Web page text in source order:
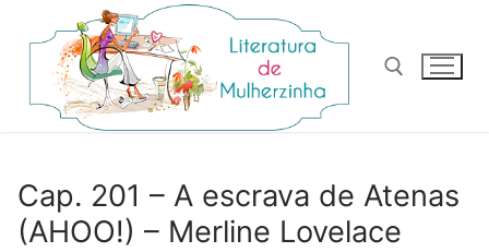
para
conteúdo
Cap. 201 – A escrava de Atenas
(AHOO!) – Merline Lovelace